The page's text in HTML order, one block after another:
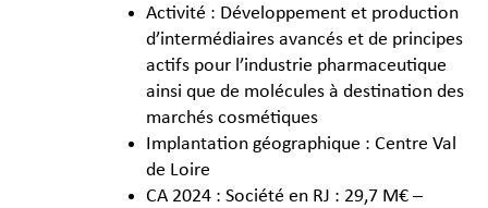
Activité : Développement et production
d’intermédiaires avancés et de principes
actifs pour l’industrie pharmaceutique
ainsi que de molécules à destination des
marchés cosmétiques
Implantation géographique : Centre Val
de Loire
CA 2024 : Société en RJ : 29,7 M€ –